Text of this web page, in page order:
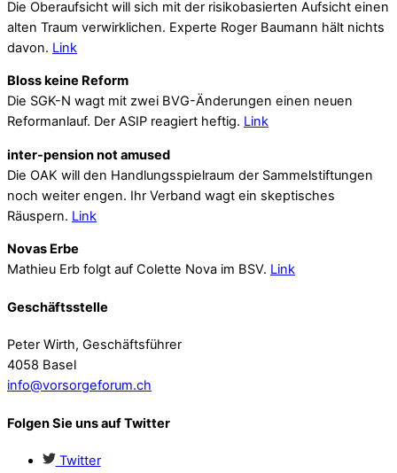
Die Oberaufsicht will sich mit der risikobasierten Aufsicht einen
alten Traum verwirklichen. Experte Roger Baumann hält nichts
davon. Link
Bloss keine Reform
Die SGK-N wagt mit zwei BVG-Änderungen einen neuen
Reformanlauf. Der ASIP reagiert heftig. Link
inter-pension not amused
Die OAK will den Handlungsspielraum der Sammelstiftungen
noch weiter engen. Ihr Verband wagt ein skeptisches
Räuspern. Link
Novas Erbe
Mathieu Erb folgt auf Colette Nova im BSV. Link
Geschäftsstelle
Peter Wirth, Geschäftsführer
4058 Basel
info@vorsorgeforum.ch
Folgen Sie uns auf Twitter
Twitter